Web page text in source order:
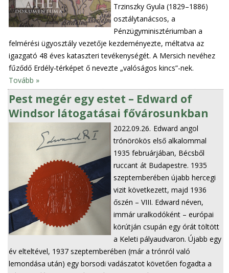
Trzinszky Gyula (1829–1886)
osztálytanácsos, a
Pénzügyminisztériumban a
felmérési ügyosztály vezetője kezdeményezte, méltatva az
igazgató 48 éves kataszteri tevékenységét. A Mersich nevéhez
fűződő Erdély-térképet ő nevezte „valóságos kincs”-nek.
Tovább »
Pest megér egy estet – Edward of
Windsor látogatásai fővárosunkban
2022.09.26. Edward angol
trónörökös első alkalommal
1935 februárjában, Bécsből
ruccant át Budapestre. 1935
szeptemberében újabb hercegi
vizit következett, majd 1936
őszén – VIII. Edward néven,
immár uralkodóként – európai
körútján csupán egy órát töltött
a Keleti pályaudvaron. Újabb egy
év elteltével, 1937 szeptemberében (már a trónról való
lemondása után) egy borsodi vadászatot követően fogadta a